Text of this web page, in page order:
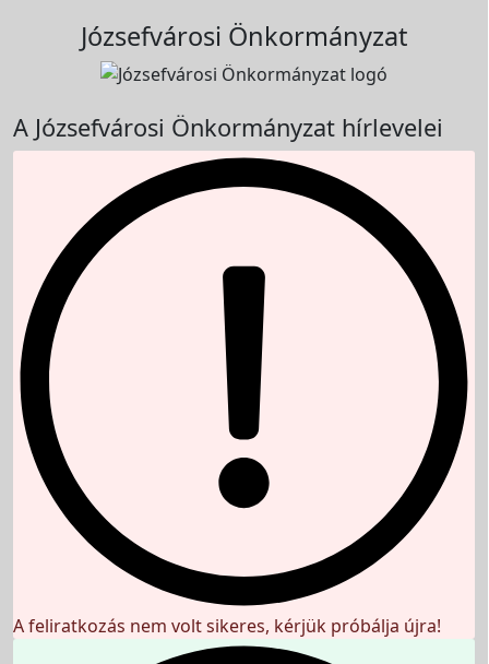
Józsefvárosi Önkormányzat
A Józsefvárosi Önkormányzat hírlevelei
A feliratkozás nem volt sikeres, kérjük próbálja újra!